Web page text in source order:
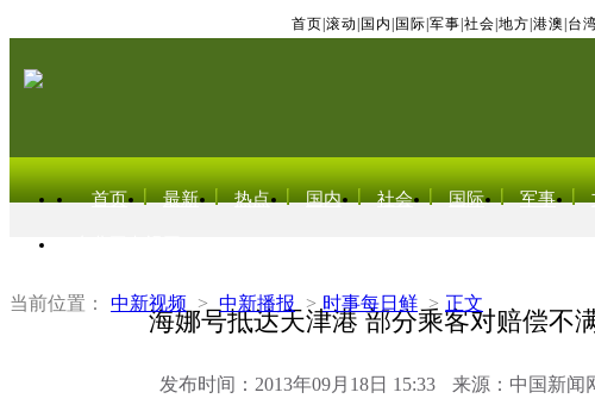
首页 滚动 国内 国际 军事 社会 地方 港澳 台
首页 最新 热点 国内 社会 国际 军事
当前位置： 中新视频 > 中新播报 > 时事每日鲜 > 正文
海娜号抵达天津港 部分乘客对赔偿不
发布时间：2013年09月18日 15:33 来源：中国新闻